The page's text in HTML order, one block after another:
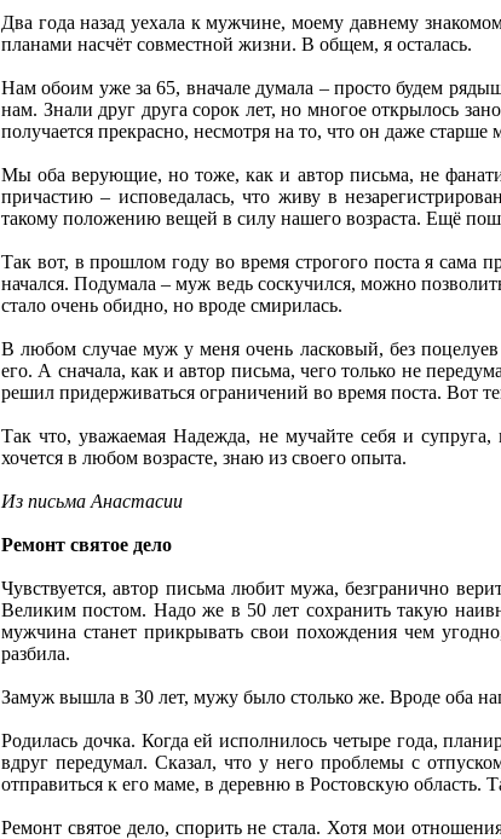
Два года назад уехала к мужчине, моему давнему
планами насчёт совместной жизни. В общем, я осталась.
Нам обоим уже за 65, вначале думала – просто будем
нам. Знали друг друга сорок лет, но многое открылось
получается прекрасно, несмотря на то, что он даже старше
Мы оба верующие, но тоже, как и автор письма, не
причастию – исповедалась, что живу в
такому положению вещей в силу нашего возраста. Ещё
Так вот, в прошлом году во время строгого поста я сама
начался. Подумала – муж ведь соскучился, можно
стало очень обидно, но вроде смирилась.
В любом случае муж у меня очень ласковый, без
его. А сначала, как и автор письма, чего только не
решил придерживаться ограничений во время поста. Вот
Так что, уважаемая Надежда, не мучайте себя и
хочется в любом возрасте, знаю из своего опыта.
Из письма Анастасии
Ремонт святое дело
Чувствуется, автор письма любит мужа, безгранично
Великим постом. Надо же в 50 лет сохранить такую
мужчина станет прикрывать свои похождения чем
разбила.
Замуж вышла в 30 лет, мужу было столько же. Вроде оба
Родилась дочка. Когда ей исполнилось четыре года,
вдруг передумал. Сказал, что у него проблемы с
отправиться к его маме, в деревню в Ростовскую
Ремонт святое дело, спорить не стала. Хотя мои